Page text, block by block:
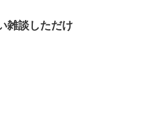
雑談しただけ